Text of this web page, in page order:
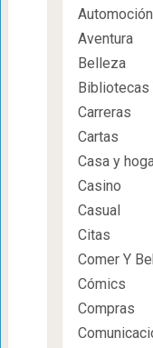
Automoción
Aventura
Belleza
Bibliotecas
Carreras
Cartas
Casa y
Casino
Casual
Citas
Comer Y
Cómics
Compras